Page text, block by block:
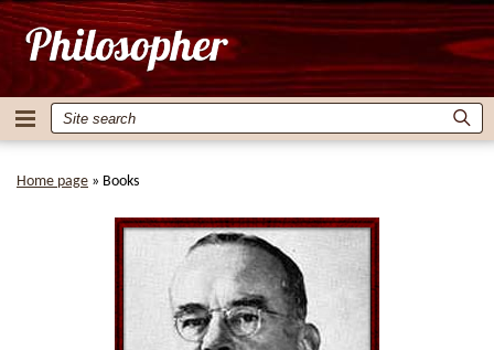
Home page » Books